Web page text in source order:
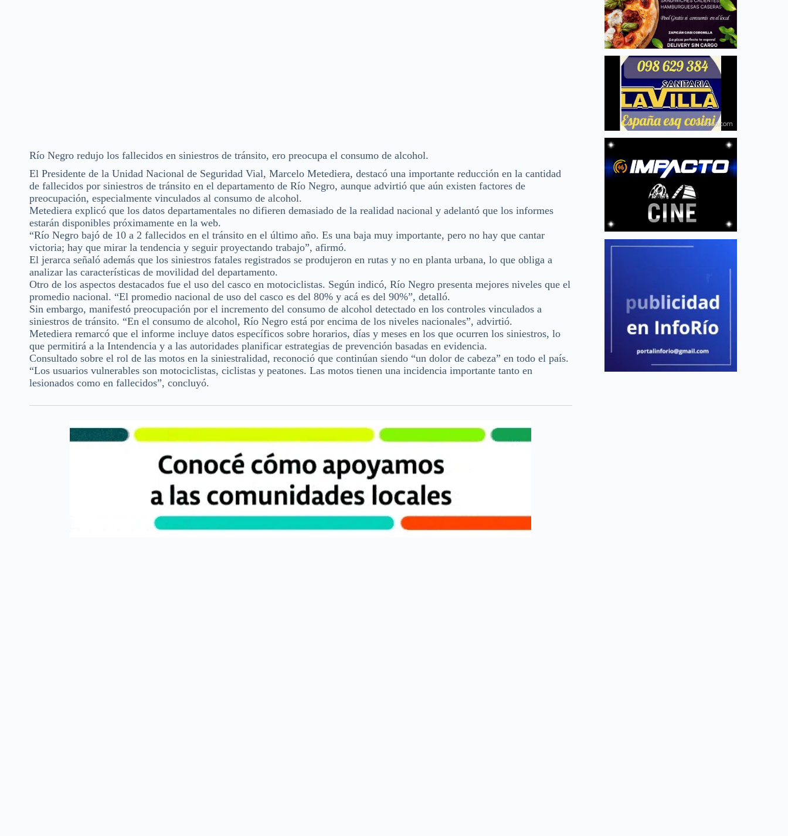
Río Negro redujo los fallecidos en siniestros de tránsito, ero preocupa el consumo de alcohol.
El Presidente de la Unidad Nacional de Seguridad Vial, Marcelo Metediera, destacó una importante reducción en la cantidad
de fallecidos por siniestros de tránsito en el departamento de Río Negro, aunque advirtió que aún existen factores de
preocupación, especialmente vinculados al consumo de alcohol.
Metediera explicó que los datos departamentales no difieren demasiado de la realidad nacional y adelantó que los informes
estarán disponibles próximamente en la web.
“Río Negro bajó de 10 a 2 fallecidos en el tránsito en el último año. Es una baja muy importante, pero no hay que cantar
victoria; hay que mirar la tendencia y seguir proyectando trabajo”, afirmó.
El jerarca señaló además que los siniestros fatales registrados se produjeron en rutas y no en planta urbana, lo que obliga a
analizar las características de movilidad del departamento.
Otro de los aspectos destacados fue el uso del casco en motociclistas. Según indicó, Río Negro presenta mejores niveles que el
promedio nacional. “El promedio nacional de uso del casco es del 80% y acá es del 90%”, detalló.
Sin embargo, manifestó preocupación por el incremento del consumo de alcohol detectado en los controles vinculados a
siniestros de tránsito. “En el consumo de alcohol, Río Negro está por encima de los niveles nacionales”, advirtió.
Metediera remarcó que el informe incluye datos específicos sobre horarios, días y meses en los que ocurren los siniestros, lo
que permitirá a la Intendencia y a las autoridades planificar estrategias de prevención basadas en evidencia.
Consultado sobre el rol de las motos en la siniestralidad, reconoció que continúan siendo “un dolor de cabeza” en todo el país.
“Los usuarios vulnerables son motociclistas, ciclistas y peatones. Las motos tienen una incidencia importante tanto en
lesionados como en fallecidos”, concluyó.